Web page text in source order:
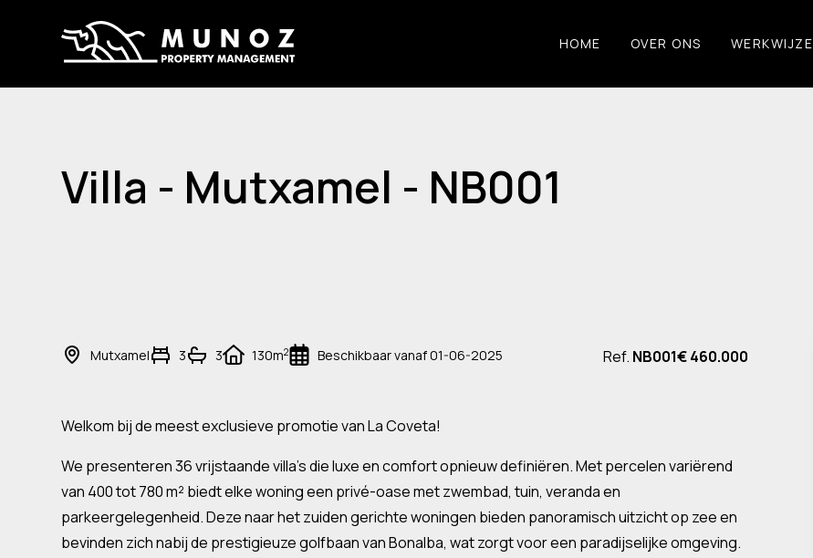
HOME OVER ONS WERKWIJZE
Villa - Mutxamel - NB001
Mutxamel 3 3 130m2 Beschikbaar vanaf 01-06-2025 Ref. NB001€ 460.000
Welkom bij de meest exclusieve promotie van La Coveta!
We presenteren 36 vrijstaande villa's die luxe en comfort opnieuw definiëren. Met percelen variërend
van 400 tot 780 m² biedt elke woning een privé-oase met zwembad, tuin, veranda en
parkeergelegenheid. Deze naar het zuiden gerichte woningen bieden panoramisch uitzicht op zee en
bevinden zich nabij de prestigieuze golfbaan van Bonalba, wat zorgt voor een paradijselijke omgeving.